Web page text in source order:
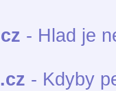
- Hlad je
- Kdyby